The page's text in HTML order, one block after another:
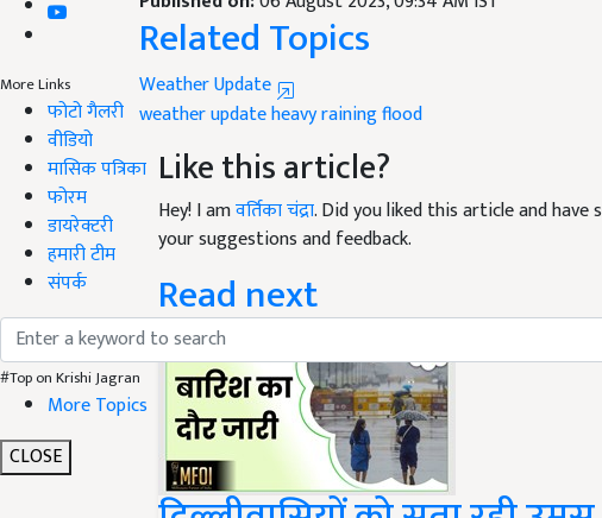
More Links
फोटो गैलरी
वीडियो
मासिक पत्रिका
फोरम
डायरेक्टरी
हमारी टीम
संपर्क
#Top on Krishi Jagran
More Topics
CLOSE
Weather Update
weather update heavy raining
Like this article?
Hey! I amवर्तिका चंद्रा . Did you liked this article and
your suggestions and feedback.
Read next
दिल्लीवासियों को सता रही उमस